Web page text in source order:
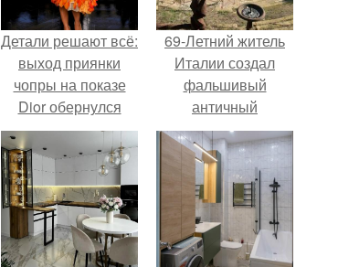
Детали решают всё:
выход приянки
чопры на показе
Dior обернулся
шквалом критики
из-за небрежного
пошива.
69-Летний житель
Италии создал
фальшивый
античный
амфитеатр и
долгое время
успешно выдавал
его за настоящее
историческое
наследие.